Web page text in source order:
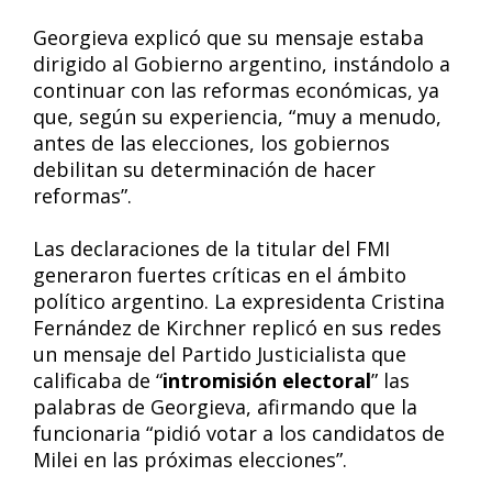
Georgieva explicó que su mensaje estaba
dirigido al Gobierno argentino, instándolo a
continuar con las reformas económicas, ya
que, según su experiencia, “muy a menudo,
antes de las elecciones, los gobiernos
debilitan su determinación de hacer
reformas”.
Las declaraciones de la titular del FMI
generaron fuertes críticas en el ámbito
político argentino. La expresidenta Cristina
Fernández de Kirchner replicó en sus redes
un mensaje del Partido Justicialista que
calificaba de “intromisión electoral” las
palabras de Georgieva, afirmando que la
funcionaria “pidió votar a los candidatos de
Milei en las próximas elecciones”.